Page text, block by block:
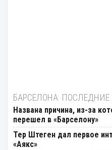
БАРСЕЛОНА: ПОСЛЕДНИЕ
Названа причина, из-за
перешел в «Барселону»
Тер Штеген дал первое
«Аякс»